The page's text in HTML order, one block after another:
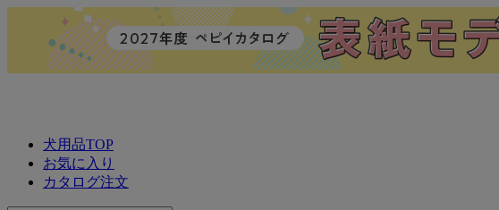
犬用品TOP
お気に入り
カタログ注文